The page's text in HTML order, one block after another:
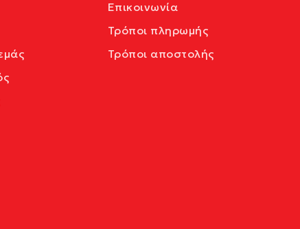
Επικοινωνία
Τρόποι πληρωμής
Τρόποι αποστολής